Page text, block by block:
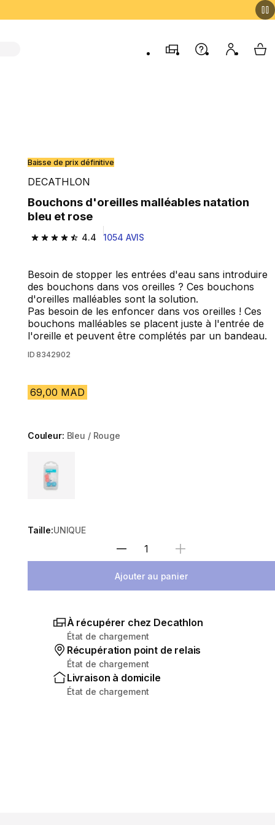
MagasinsAide Mon My
Baisse de prix définitive
DECATHLON
Bouchons d'oreilles malléables natation
bleu et rose
4.4
4.4 out of 5 stars from 1054 reviews
1054 AVIS
Besoin de stopper les entrées d'eau sans introduire
des bouchons dans vos oreilles ? Ces bouchons
d'oreilles malléables sont la solution.
Pas besoin de les enfoncer dans vos oreilles ! Ces
bouchons malléables se placent juste à l'entrée de
l'oreille et peuvent être complétés par un bandeau.
ID 8342902
69,00 MAD
Couleur: Bleu / Rouge
Taille:UNIQUE
Sélectionnez la quantité
Ajouter au panier
À récupérer chez Decathlon
État de chargement
Récupération point de relais
État de chargement
Livraison à domicile
État de chargement